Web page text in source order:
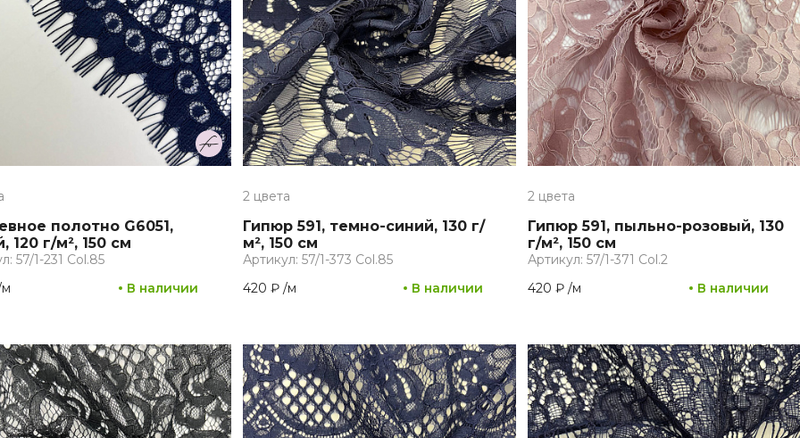
полотно G6051,
120 г/м², 150 см
57/1-231 Col.85
м В наличии
2 цвета
Гипюр 591, темно-синий, 130 г/
м², 150 см
Артикул: 57/1-373 Col.85
420 ₽ /м В наличии
2 цвета
Гипюр 591, пыльно-розовый, 130
г/м², 150 см
Артикул: 57/1-371 Col.2
420 ₽/м В наличии